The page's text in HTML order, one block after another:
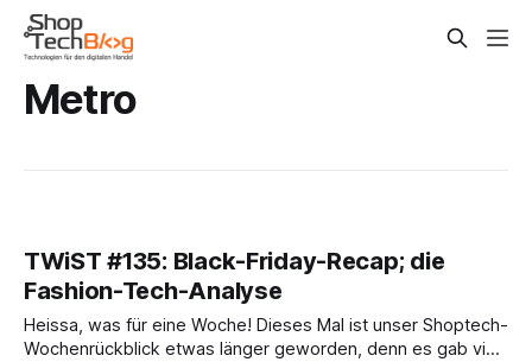
Metro
TWiST #135: Black-Friday-Recap; die
Fashion-Tech-Analyse
Heissa, was für eine Woche! Dieses Mal ist unser Shoptech-
Wochenrückblick etwas länger geworden, denn es gab viel